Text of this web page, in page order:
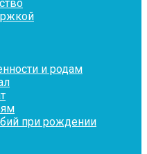
и родам
при рождении